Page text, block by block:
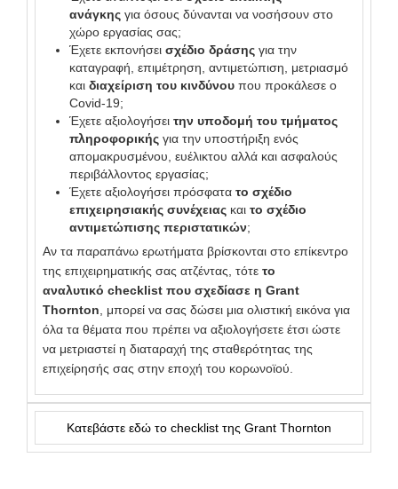
ανάγκης για όσους δύνανται να νοσήσουν στο
χώρο εργασίας σας;
Έχετε εκπονήσει σχέδιο δράσης για την
καταγραφή, επιμέτρηση, αντιμετώπιση, μετριασμό
και διαχείριση του κινδύνου που προκάλεσε ο
Covid-19;
Έχετε αξιολογήσει την υποδομή του τμήματος
πληροφορικής για την υποστήριξη ενός
απομακρυσμένου, ευέλικτου αλλά και ασφαλούς
περιβάλλοντος εργασίας;
Έχετε αξιολογήσει πρόσφατα το σχέδιο
επιχειρησιακής συνέχειας και το σχέδιο
αντιμετώπισης περιστατικών;
Αν τα παραπάνω ερωτήματα βρίσκονται στο επίκεντρο
της επιχειρηματικής σας ατζέντας, τότε το
αναλυτικό checklist που σχεδίασε η Grant
Thornton , μπορεί να σας δώσει μια ολιστική εικόνα για
όλα τα θέματα που πρέπει να αξιολογήσετε έτσι ώστε
να μετριαστεί η διαταραχή της σταθερότητας της
επιχείρησής σας στην εποχή του κορωνοϊού.
Κατεβάστε εδώ το checklist της Grant Thornton